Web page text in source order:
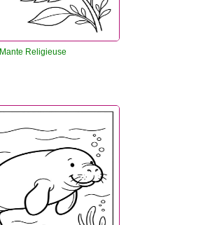
Mante Religieuse